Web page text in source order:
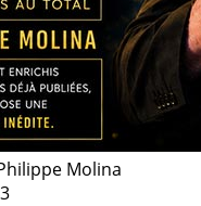
Molina